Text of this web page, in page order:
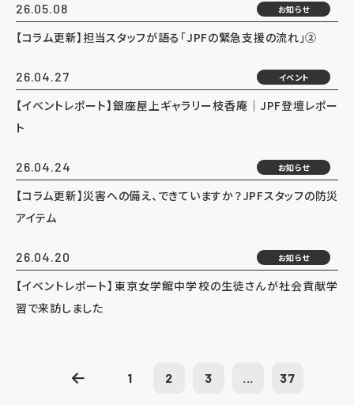
26.05.08 お知らせ
【コラム更新】担当スタッフが語る「JPFの緊急支援の流れ」②
26.04.27 イベント
【イベントレポート】銀座屋上ギャラリー枝香庵｜JPF登壇レポー
ト
26.04.24 お知らせ
【コラム更新】災害への備え、できていますか？JPFスタッフの防災
アイテム
26.04.20 お知らせ
【イベントレポート】東京女学館中学校の生徒さんが社会貢献学
習で来訪しました
1 2 3 ... 37